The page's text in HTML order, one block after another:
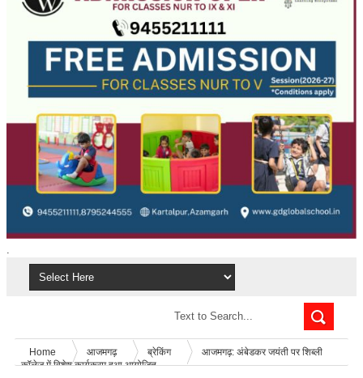
.
Home आजमगढ़ ब्रेकिंग
आजमगढ़: अंबेडकर जयंती पर शिब्ली
कॉलेज में विशेष कार्यक्रम हुआ आयोजित